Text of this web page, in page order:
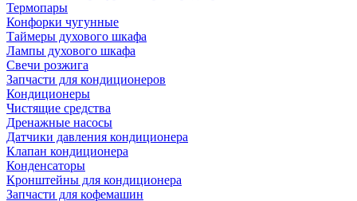
Термопары
Конфорки чугунные
Таймеры духового шкафа
Лампы духового шкафа
Свечи розжига
Запчасти для кондиционеров
Кондиционеры
Чистящие средства
Дренажные насосы
Датчики давления кондиционера
Клапан кондиционера
Конденсаторы
Кронштейны для кондиционера
Запчасти для кофемашин